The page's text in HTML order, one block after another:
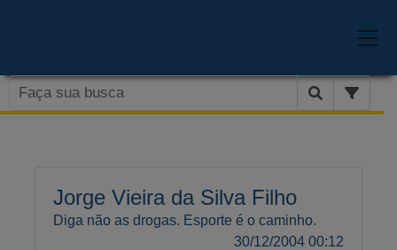
Jorge Vieira da Silva Filho
Diga não as drogas. Esporte é o caminho.
30/12/2004 00:12